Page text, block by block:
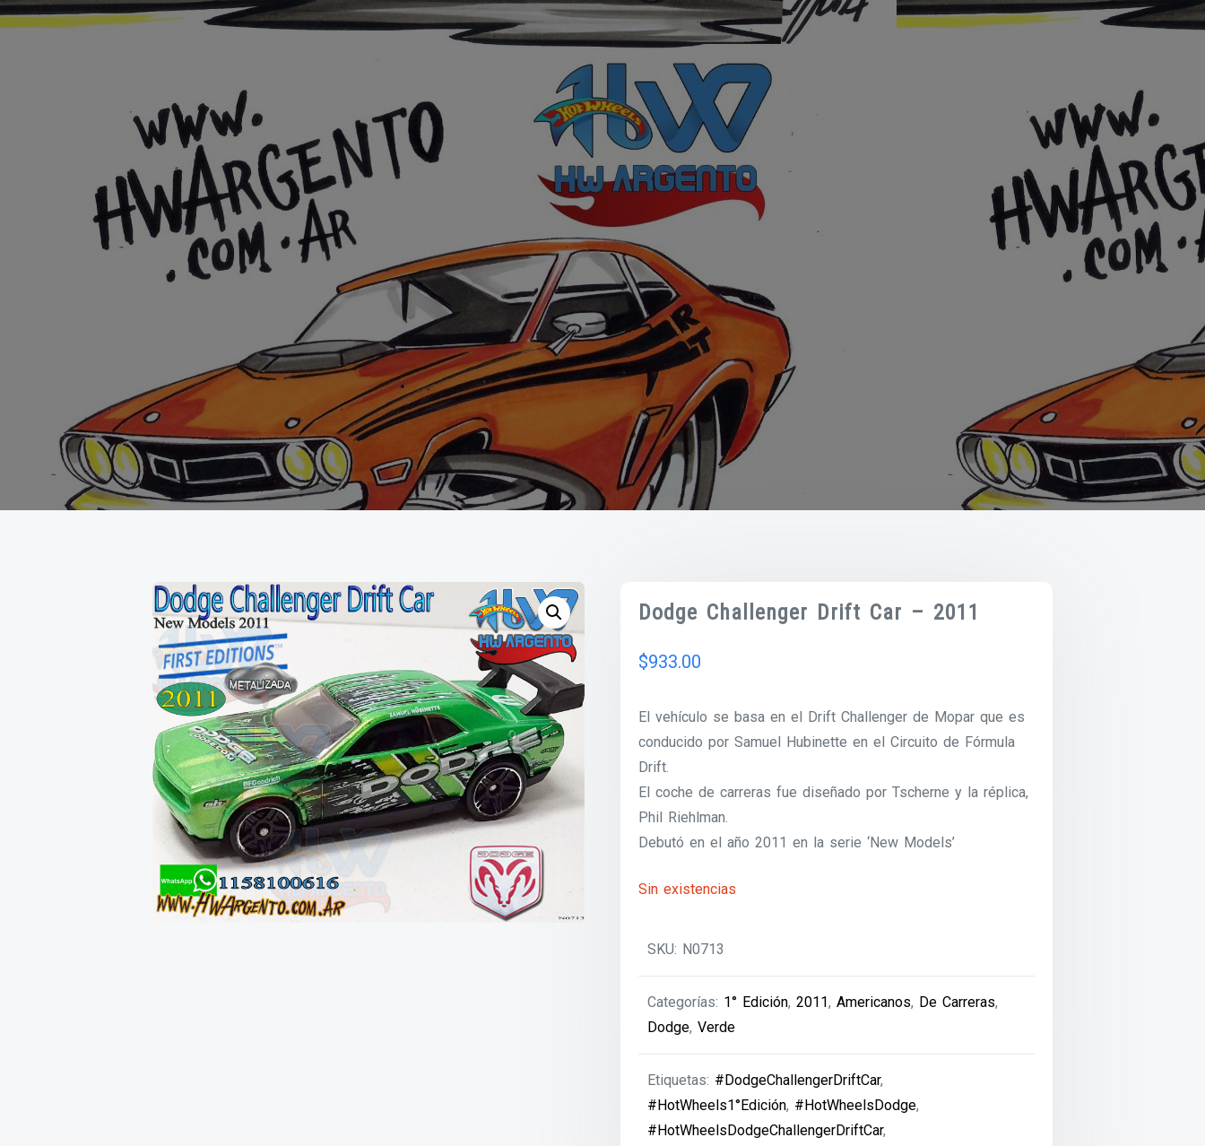
Dodge Challenger Drift Car – 2011
$933.00
El vehículo se basa en el Drift Challenger de Mopar que es
conducido por Samuel Hubinette en el Circuito de Fórmula
Drift.
El coche de carreras fue diseñado por Tscherne y la réplica,
Phil Riehlman.
Debutó en el año 2011 en la serie ‘New Models’
Sin existencias
SKU: N0713
Categorías: 1° Edición,2011,Americanos, De Carreras,
Dodge,Verde
Etiquetas: #DodgeChallengerDriftCar,
#HotWheels1°Edición, #HotWheelsDodge,
#HotWheelsDodgeChallengerDriftCar,